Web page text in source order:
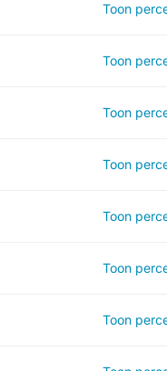
Toon
Toon
Toon
Toon
Toon
Toon
Toon